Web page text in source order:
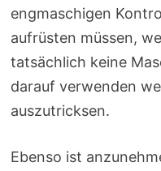
engmaschigen
aufrüsten müssen,
tatsächlich keine
darauf verwenden
auszutricksen.
Ebenso ist